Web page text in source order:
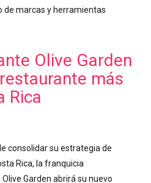
de marcas y herramientas
Olive Garden
más
Rica
consolidar su estrategia de
Rica, la franquicia
Garden abrirá su nuevo